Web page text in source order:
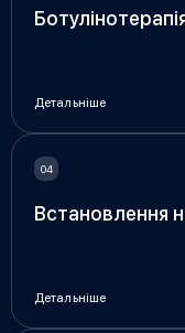
Детальніше
Встановлення
Детальніше